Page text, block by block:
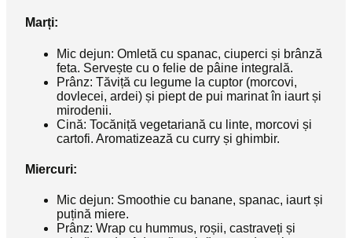
Marți:
Mic dejun: Omletă cu spanac, ciuperci și brânză
feta. Servește cu o felie de pâine integrală.
Prânz: Tăviță cu legume la cuptor (morcovi,
dovlecei, ardei) și piept de pui marinat în iaurt și
mirodenii.
Cină: Tocăniță vegetariană cu linte, morcovi și
cartofi. Aromatizează cu curry și ghimbir.
Miercuri:
Mic dejun: Smoothie cu banane, spanac, iaurt și
puțină miere.
Prânz: Wrap cu hummus, roșii, castraveți și